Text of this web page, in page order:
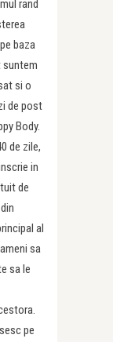
rand
baza
suntem
si o
de post
Body.
de zile,
in
de
al
sa
sa le
pe